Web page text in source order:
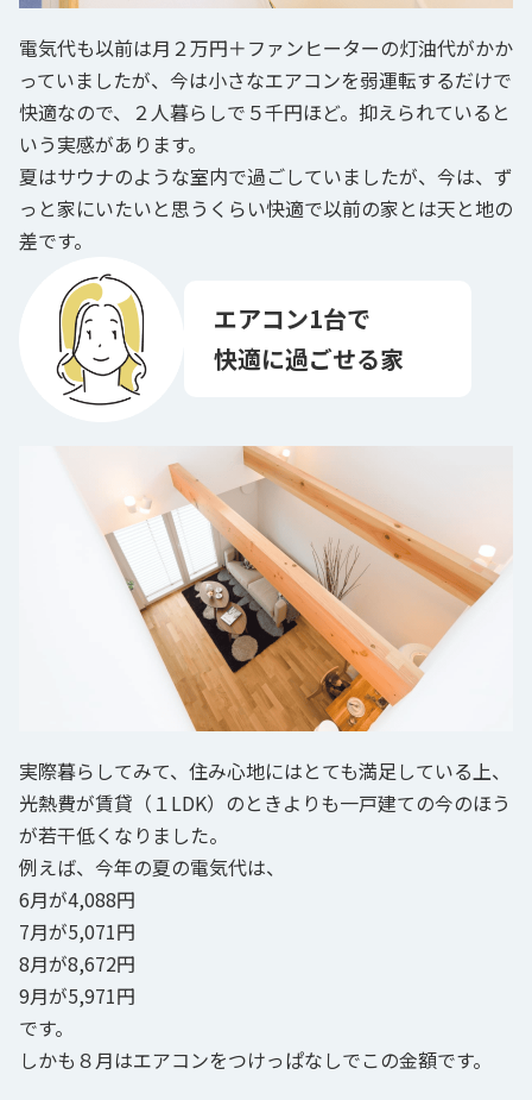
電気代も以前は月２万円＋ファンヒーターの灯油代がかか
っていましたが、今は小さなエアコンを弱運転するだけで
快適なので、２人暮らしで５千円ほど。抑えられていると
いう実感があります。
夏はサウナのような室内で過ごしていましたが、今は、ず
っと家にいたいと思うくらい快適で以前の家とは天と地の
差です。
エアコン1台で
快適に過ごせる家
実際暮らしてみて、住み心地にはとても満足している上、
光熱費が賃貸（１LDK）のときよりも一戸建ての今のほう
が若干低くなりました。
例えば、今年の夏の電気代は、
6月が4,088円
7月が5,071円
8月が8,672円
9月が5,971円
です。
しかも８月はエアコンをつけっぱなしでこの金額です。